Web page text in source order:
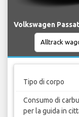
Volkswagen
Tipo di corpo
Consumo di
per la guida in